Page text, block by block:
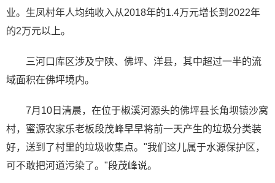
业。生凤村年人均纯收入从2018年的1.4万元增长到2022年
的2万元以上。
三河口库区涉及宁陕、佛坪、洋县，其中超过一半的流
域面积在佛坪境内。
7月10日清晨，在位于椒溪河源头的佛坪县长角坝镇沙窝
村，蜜源农家乐老板段茂峰早早将前一天产生的垃圾分类装
好，送到了村里的垃圾收集点。"我们这儿属于水源保护区，
可不敢把河道污染了。"段茂峰说。